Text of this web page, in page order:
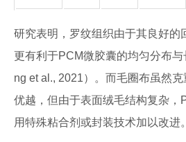
研究表明，罗纹组织由于其良好的
更有利于PCM微胶囊的均匀分布
ng et al., 2021）。而毛圈布虽然
优越，但由于表面绒毛结构复杂，
用特殊粘合剂或封装技术加以改进。